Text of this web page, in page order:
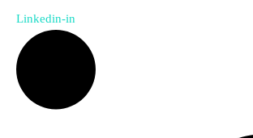
Linkedin-in